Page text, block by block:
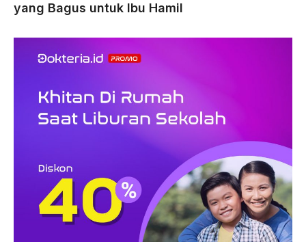
yang Bagus untuk Ibu Hamil